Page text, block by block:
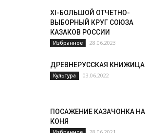
XI-БОЛЬШОЙ ОТЧЕТНО-
ВЫБОРНЫЙ КРУГ СОЮЗА
КАЗАКОВ РОССИИ
Избранное 28.06.2023
ДРЕВНЕРУССКАЯ КНИЖИЦА
Культура 03.06.2022
ПОСАЖЕНИЕ КАЗАЧОНКА НА
КОНЯ